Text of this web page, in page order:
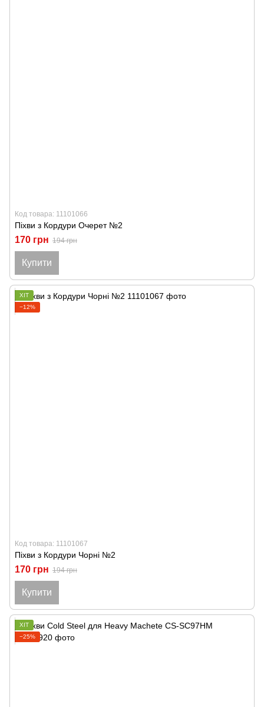
Код товара: 11101066
Піхви з Кордури Очерет №2
170 грн 194 грн
Купити
ХІТ
−12%
Код товара: 11101067
Піхви з Кордури Чорні №2
170 грн 194 грн
Купити
ХІТ
−25%